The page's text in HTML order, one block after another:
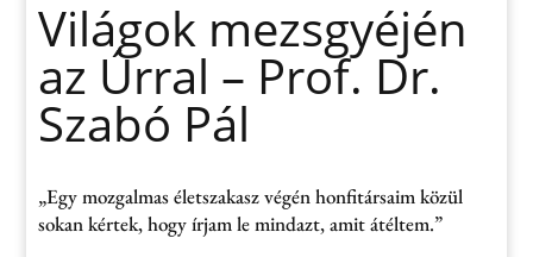
Pál
mennyiség
Világok mezsgyéjén
az Úrral – Prof. Dr.
Szabó Pál
„Egy mozgalmas életszakasz végén honfitársaim közül
sokan kértek, hogy írjam le mindazt, amit átéltem.”